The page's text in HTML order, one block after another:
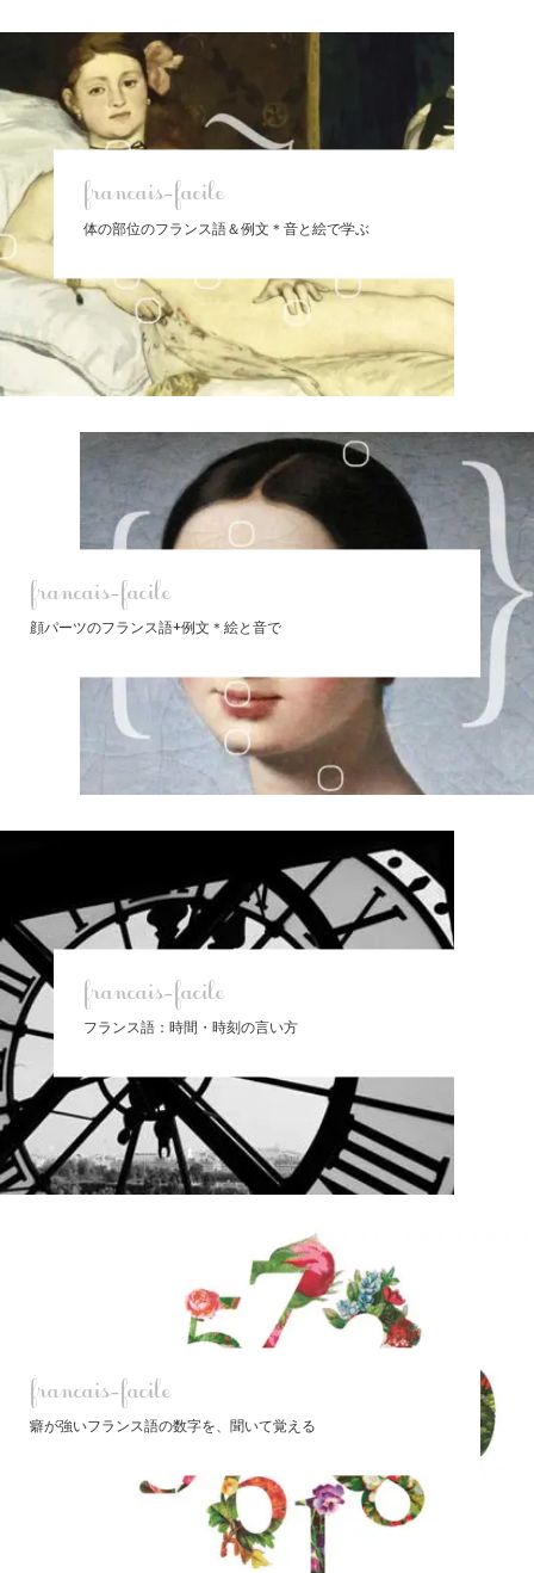
francais-facile
体の部位のフランス語＆例文＊音と絵で学ぶ
francais-facile
顔パーツのフランス語+例文＊絵と音で
francais-facile
フランス語：時間・時刻の言い方
francais-facile
癖が強いフランス語の数字を、聞いて覚える